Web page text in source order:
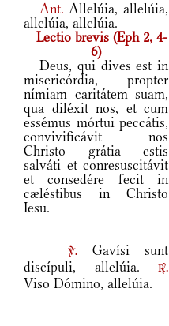
Ant.Allelúia, allelúia,
allelúia, allelúia.
Lectio brevis (Eph 2, 4-
6)
Deus, qui dives est in
misericórdia, propter
nímiam caritátem suam,
qua diléxit nos, et cum
essémus mórtui peccátis,
convivificávit nos
Christo grátia estis
salváti et conresuscitávit
et consedére fecit in
cæléstibus in Christo
Iesu.
v.
Gavísi sunt
discípuli, allelúia.
r.
Viso Dómino, allelúia.